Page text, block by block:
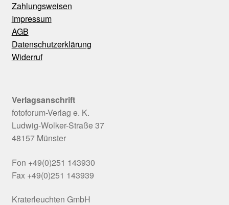
Zahlungsweisen
Impressum
AGB
Datenschutzerklärung
Widerruf
Verlagsanschrift
fotoforum-Verlag e. K.
Ludwig-Wolker-Straße 37
48157 Münster
Fon +49(0)251 143930
Fax +49(0)251 143939
Kraterleuchten GmbH